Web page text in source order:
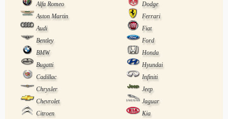
Alfa Romeo
Dodge
Aston Martin
Ferrari
Audi
Fiat
Bentley
Ford
BMW
Honda
Bugatti
Hyundai
Cadillac
Infiniti
Chrysler
Jeep
Chevrolet
Jaguar
Citroen
Kia